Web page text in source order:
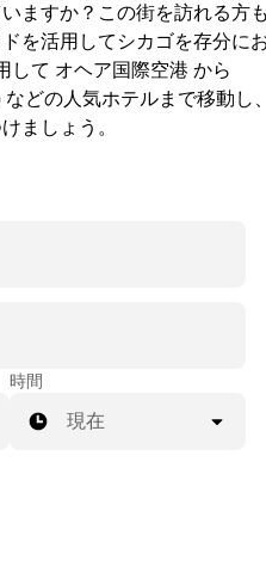
ますか？この街を訪れる方も
を活用してシカゴを存分に
して オヘア国際空港 から
どの人気ホテルまで移動し
ましょう。
時間
現在